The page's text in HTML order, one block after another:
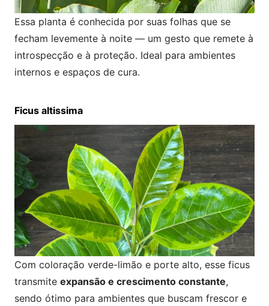
Essa planta é conhecida por suas folhas que se
fecham levemente à noite — um gesto que remete à
introspecção e à proteção. Ideal para ambientes
internos e espaços de cura.
Ficus altissima
Com coloração verde-limão e porte alto, esse ficus
transmite expansão e crescimento constante,
sendo ótimo para ambientes que buscam frescor e